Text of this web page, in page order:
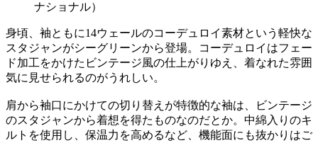
ナショナル）
身頃、袖ともに14ウェールのコーデュロイ素材という軽快な
スタジャンがシーグリーンから登場。コーデュロイはフェー
ド加工をかけたビンテージ風の仕上がりゆえ、着なれた雰囲
気に見せられるのがうれしい。
肩から袖口にかけての切り替えが特徴的な袖は、ビンテージ
のスタジャンから着想を得たものなのだとか。中綿入りのキ
ルトを使用し、保温力を高めるなど、機能面にも抜かりはご